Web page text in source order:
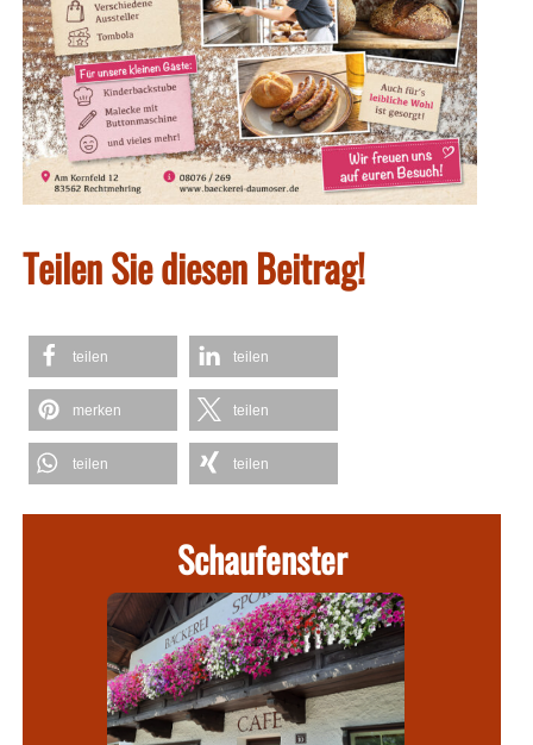
Teilen Sie diesen Beitrag!
teilen teilen
merken teilen
teilen teilen
Schaufenster